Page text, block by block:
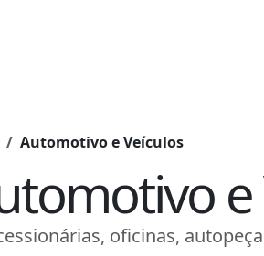
Automotivo e Veículos
e
oficinas,